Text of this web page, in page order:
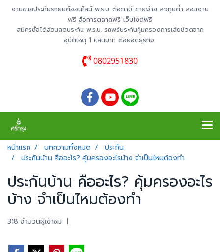
งานขายประกันรถยนต์ออนไลน์ พ.ร.บ. ต่อภาษี ขายง่าย ลงทุนต่ำ สอนงาน
ฟรี สื่อการตลาดฟรี เว็บไซต์ฟรี
สมัครซื้อได้ส่วนลดประกัน พ.ร.บ. รถฟรีประกันคุ้มครองการเสียชีวิตจาก
อุบัติเหตุ 1 แสนบาท ต่อยอดธุรกิจ
0802951830
หน้าแรก บทความทั้งหมด
ประกัน
ประกันบ้าน คืออะไร? คุ้มครองอะไรบ้าง จำเป็นไหมต้องทำ
ประกันบ้าน คืออะไร? คุ้มครองอะไร
บ้าง จำเป็นไหมต้องทำ
318 จำนวนผู้เข้าชม |